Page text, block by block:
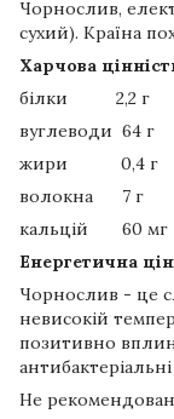
Чорнослив,
сухий). Країна
Харчова
білки 2,2 г
вуглеводи 64 г
жири 0,4 г
волокна 7 г
кальцій 60 мг
Енергетична
Чорнослив - це
невисокій
позитивно
Не